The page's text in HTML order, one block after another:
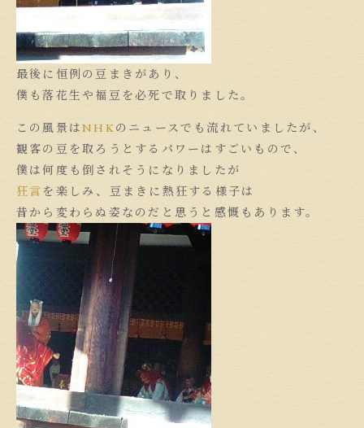
最後に恒例の豆まきがあり、
僕も落花生や福豆を必死で取りました。
この風景はNHKのニュースでも流れていましたが、
観客の豆を取ろうとするパワーはすごいもので、
僕は何度も倒されそうになりましたが
狂言 を楽しみ、豆まきに熱狂する様子は
昔から変わらぬ姿なのだと思うと感慨もあります。